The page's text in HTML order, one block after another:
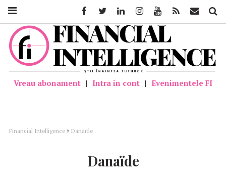
Vreau abonament | Intra in cont | Evenimentele FI
Financial Intelligence > Danaïde
Danaïde
FacebookTwitter LinkedinInstagramYoutube Feed Mail